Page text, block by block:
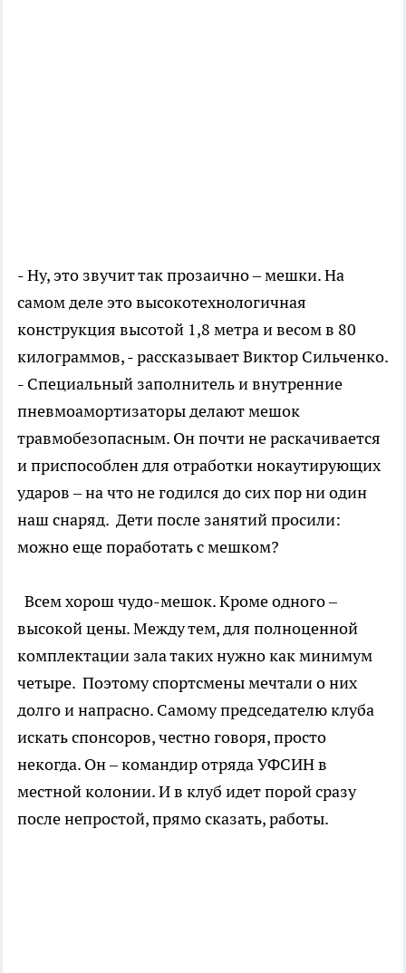
- Ну, это звучит так прозаично – мешки. На
самом деле это высокотехнологичная
конструкция высотой 1,8 метра и весом в 80
килограммов, - рассказывает Виктор Сильченко.
- Специальный заполнитель и внутренние
пневмоамортизаторы делают мешок
травмобезопасным. Он почти не раскачивается
и приспособлен для отработки нокаутирующих
ударов – на что не годился до сих пор ни один
наш снаряд. Дети после занятий просили:
можно еще поработать с мешком?
Всем хорош чудо-мешок. Кроме одного –
высокой цены. Между тем, для полноценной
комплектации зала таких нужно как минимум
четыре. Поэтому спортсмены мечтали о них
долго и напрасно. Самому председателю клуба
искать спонсоров, честно говоря, просто
некогда. Он – командир отряда УФСИН в
местной колонии. И в клуб идет порой сразу
после непростой, прямо сказать, работы.